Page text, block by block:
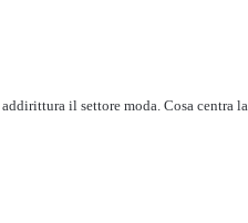
il settore moda. Cosa centra la